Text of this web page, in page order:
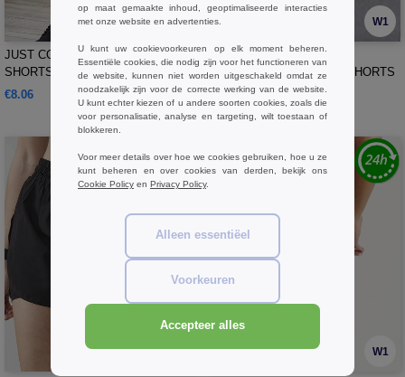
W1
JUST COOL JC080 - COOL
SHORTS
€8.06
W1
Tombo TL615 - HEREN
DUBBELLAAGSE SPORTSHORTS
€14.83
W1 W1
op maat gemaakte inhoud, geoptimaliseerde interacties
met onze website en advertenties.
U kunt uw cookievoorkeuren op elk moment beheren.
Essentiële cookies, die nodig zijn voor het functioneren van
de website, kunnen niet worden uitgeschakeld omdat ze
noodzakelijk zijn voor de correcte werking van de website.
U kunt echter kiezen of u andere soorten cookies, zoals die
voor personalisatie, analyse en targeting, wilt toestaan of
blokkeren.
Voor meer details over hoe we cookies gebruiken, hoe u ze
kunt beheren en over cookies van derden, bekijk ons
Cookie Policy en Privacy Policy.
Alleen essentiëel
Voorkeuren
Accepteer alles